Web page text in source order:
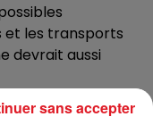
et les transports
devrait aussi
sans accepter